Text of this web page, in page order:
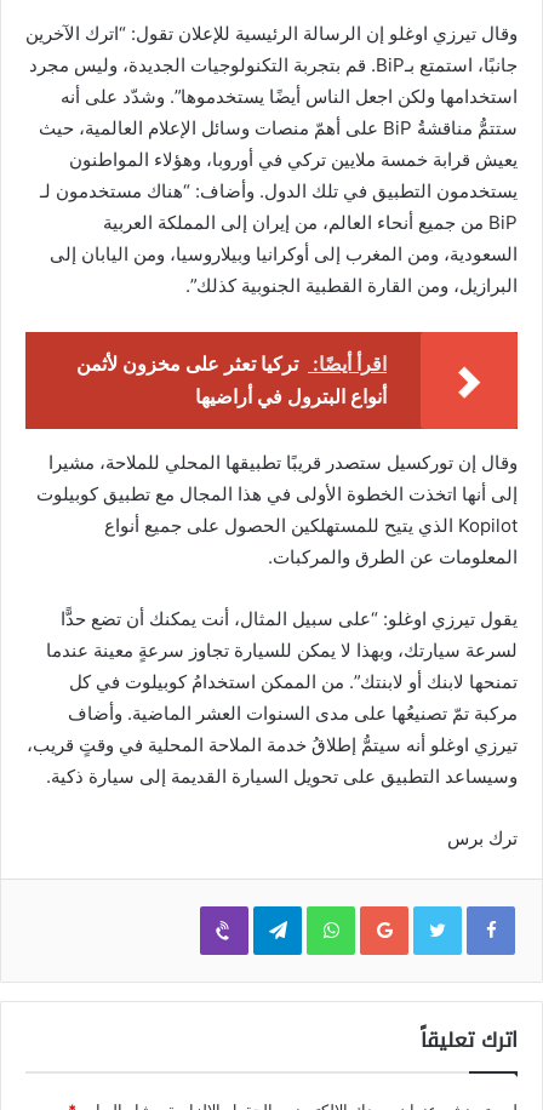
وقال تيرزي اوغلو إن الرسالة الرئيسية للإعلان تقول: “اترك الآخرين
جانبًا، استمتع بـBiP. قم بتجربة التكنولوجيات الجديدة، وليس مجرد
استخدامها ولكن اجعل الناس أيضًا يستخدموها”. وشدّد على أنه
ستتمُّ مناقشةُ BiP على أهمّ منصات وسائل الإعلام العالمية، حيث
يعيش قرابة خمسة ملايين تركي في أوروبا، وهؤلاء المواطنون
يستخدمون التطبيق في تلك الدول. وأضاف: “هناك مستخدمون لـ
BiP من جميع أنحاء العالم، من إيران إلى المملكة العربية
السعودية، ومن المغرب إلى أوكرانيا وبيلاروسيا، ومن اليابان إلى
البرازيل، ومن القارة القطبية الجنوبية كذلك”.
اقرأ أيضًا:
تركيا تعثر على مخزون لأثمن
أنواع البترول في أراضيها
وقال إن توركسيل ستصدر قريبًا تطبيقها المحلي للملاحة، مشيرا
إلى أنها اتخذت الخطوة الأولى في هذا المجال مع تطبيق كوبيلوت
Kopilot الذي يتيح للمستهلكين الحصول على جميع أنواع
المعلومات عن الطرق والمركبات.
يقول تيرزي اوغلو: “على سبيل المثال، أنت يمكنك أن تضع حدًّا
لسرعة سيارتك، وبهذا لا يمكن للسيارة تجاوز سرعةٍ معينة عندما
تمنحها لابنك أو لابنتك”. من الممكن استخدامُ كوبيلوت في كل
مركبة تمّ تصنيعُها على مدى السنوات العشر الماضية. وأضاف
تيرزي اوغلو أنه سيتمُّ إطلاقُ خدمة الملاحة المحلية في وقتٍ قريب،
وسيساعد التطبيق على تحويل السيارة القديمة إلى سيارة ذكية.
ترك برس
Google+
WhatsApp
Telegram
Viber
اترك تعليقاً